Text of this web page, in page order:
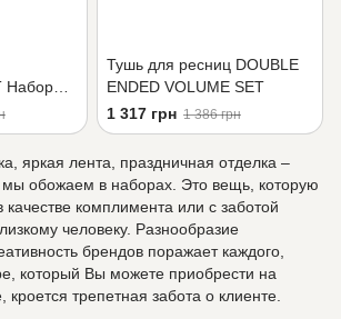
Набор
Тушь для ресниц DOUBLE
ENDED VOLUME SET
1 317 грн 1 386 грн
яркая лента, праздничная отделка –
мы обожаем в наборах. Это вещь, которую
качестве комплимента или с заботой
человеку. Разнообразие
брендов поражает каждого,
который Вы можете приобрести на
трепетная забота о клиенте.